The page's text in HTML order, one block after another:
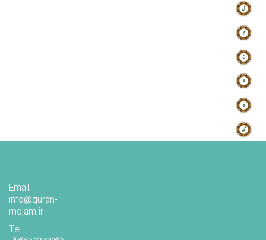
Email :
info@quran-
mojam.ir
Tel :